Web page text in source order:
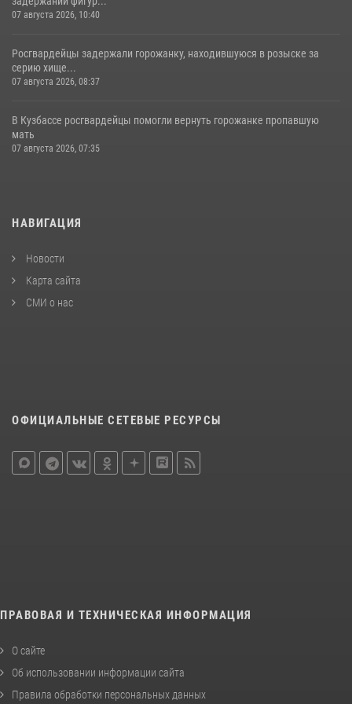
07 августа 2026, 10:40
Росгвардейцы задержали горожанку, находившуюся в розыске за
серию хище...
07 августа 2026, 08:37
В Кузбассе росгвардейцы помогли вернуть горожанке пропавшую
мать
07 августа 2026, 07:35
НАВИГАЦИЯ
Новости
Карта сайта
СМИ о нас
ОФИЦИАЛЬНЫЕ СЕТЕВЫЕ РЕСУРСЫ
ПРАВОВАЯ И ТЕХНИЧЕСКАЯ ИНФОРМАЦИЯ
О сайте
Об использовании информации сайта
Правила обработки персональных данных